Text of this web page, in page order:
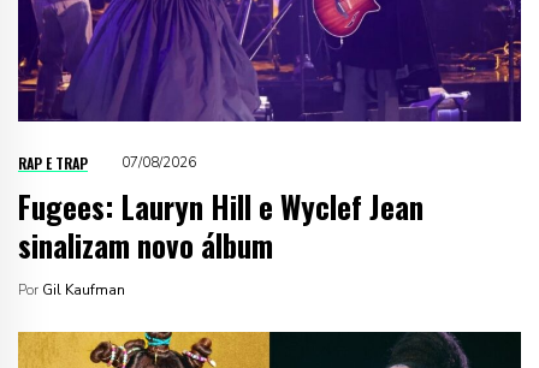
RAP E TRAP 07/08/2026
Fugees: Lauryn Hill e Wyclef Jean
sinalizam novo álbum
Por Gil Kaufman